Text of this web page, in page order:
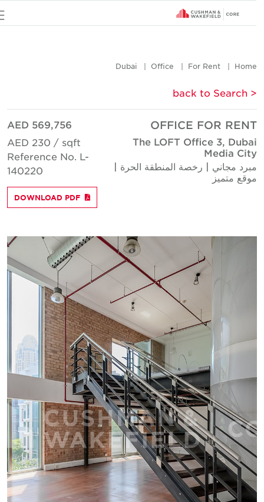
Home
For Rent
Office
Dubai
< back to Search
OFFICE FOR RENT
The LOFT Office 3, Dubai
Media City
مبرد مجاني | رخصة المنطقة الحرة |
موقع متميز
AED 569,756
AED 230 / sqft
Reference No. L-
140220
DOWNLOAD PDF